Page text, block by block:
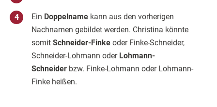
Ein Doppelname kann aus den vorherigen
Nachnamen gebildet werden. Christina könnte
somit Schneider-Finke oder Finke-Schneider,
Schneider-Lohmann oder Lohmann-
Schneider bzw. Finke-Lohmann oder Lohmann-
Finke heißen.